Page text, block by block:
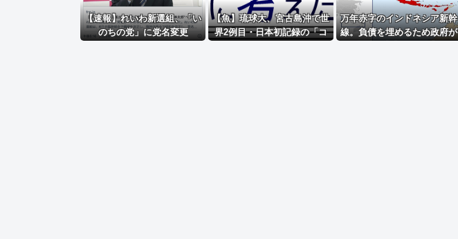
【速報】れいわ新選組、「い
のちの党」に党名変更
【魚】琉球大、宮古島沖で世
界2例目・日本初記録の「コ
万年赤字のインドネシア新幹
線。負債を埋めるため政府が